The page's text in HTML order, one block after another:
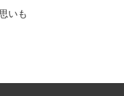
いも